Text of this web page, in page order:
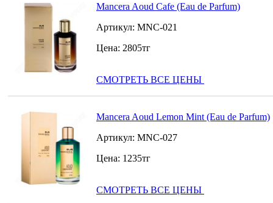
Mancera Aoud Cafe (Eau de Parfum)
Артикул: MNC-021
Цена: 2805тг
СМОТРЕТЬ ВСЕ ЦЕНЫ
Mancera Aoud Lemon Mint (Eau de Parfum)
Артикул: MNC-027
Цена: 1235тг
СМОТРЕТЬ ВСЕ ЦЕНЫ